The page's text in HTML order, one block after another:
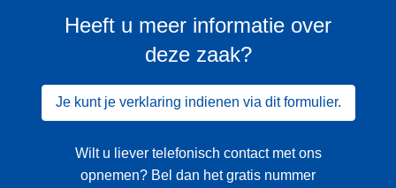
Heeft u meer informatie over
deze zaak?
Je kunt je verklaring indienen via dit formulier.
Wilt u liever telefonisch contact met ons
opnemen? Bel dan het gratis nummer